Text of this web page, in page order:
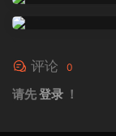
评论 0
请先登录 ！